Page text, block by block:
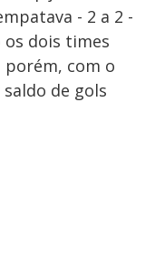
- 2 a 2 -
os dois times
com o
de gols